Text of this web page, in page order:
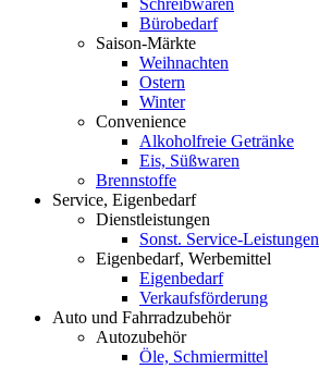
Schreibwaren
Bürobedarf
Saison-Märkte
Weihnachten
Ostern
Winter
Convenience
Alkoholfreie Getränke
Eis, Süßwaren
Brennstoffe
Service, Eigenbedarf
Dienstleistungen
Sonst. Service-Leistungen
Eigenbedarf, Werbemittel
Eigenbedarf
Verkaufsförderung
Auto und Fahrradzubehör
Autozubehör
Öle, Schmiermittel